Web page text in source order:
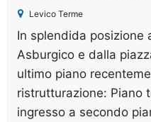
Levico Terme
In splendida posizione
Asburgico e dalla
ultimo piano
ristrutturazione: Piano
ingresso a secondo